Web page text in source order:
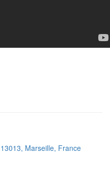
Marseille, France